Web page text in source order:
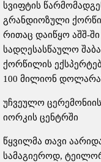
სვიფტის
გრანდიოზული
რითაც დაიწყო აშშ-
სადღესასწაულო
ქორწილის
100 მილიონ
უჩვეულო
იორკის ცენტრში
წყვილმა თავი
სამაგიეროდ,